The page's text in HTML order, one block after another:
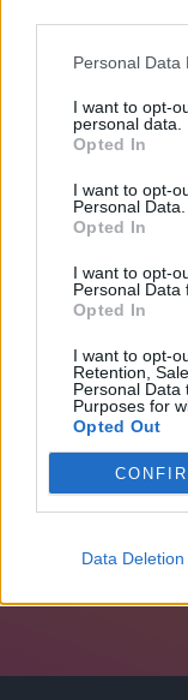
Personal Data
I want to opt-
personal data.
Opted In
I want to opt-
Personal Data.
Opted In
I want to opt-
Personal Data
Opted In
I want to opt-
Retention,
Personal Data
Purposes for
Opted Out
Data Deletion
Πειραιάς: Πώς
15 Ιουλίου,